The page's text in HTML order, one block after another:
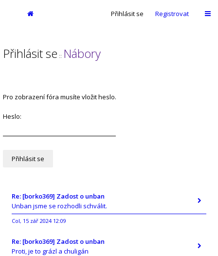
Přihlásit se Registrovat
Přihlásit se :: Nábory
Pro zobrazení fóra musíte vložit heslo.
Heslo:
Re: [borko369] Zadost o unban
Unban jsme se rozhodli schválit.
Col, 15 zář 2024 12:09
Re: [borko369] Zadost o unban
Proti, je to grázl a chuligán